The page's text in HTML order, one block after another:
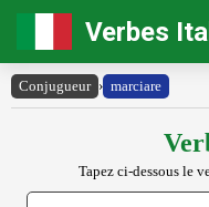
Verbes
Conjugueur › marciare
Tapez ci-dessous le